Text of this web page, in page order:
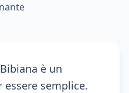
è un
essere semplice.